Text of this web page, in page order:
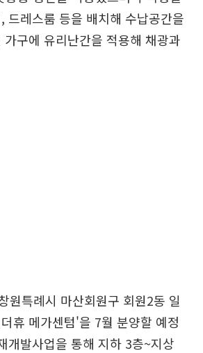
드레스룸 등을 배치해 수납공간을
구에 유리난간을 적용해 채광과
원특례시 마산회원구 회원2동 일
휴 메가센텀'을 7월 분양할 예정
개발사업을 통해 지하 3층~지상